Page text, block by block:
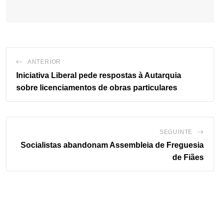
ANTERIOR
Iniciativa Liberal pede respostas à Autarquia
sobre licenciamentos de obras particulares
SEGUINTE
Socialistas abandonam Assembleia de Freguesia
de Fiães